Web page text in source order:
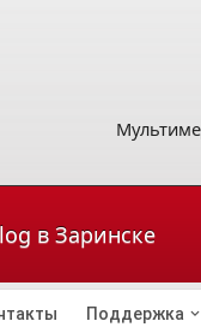
в Заринске
Поддержка